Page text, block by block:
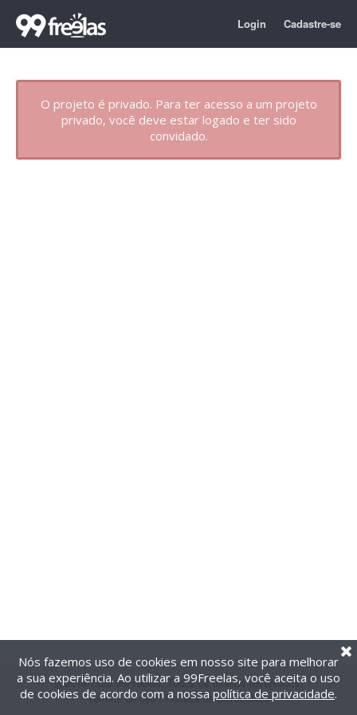
Login Cadastre-se
O projeto é privado. Para ter acesso a um projeto
privado, você deve estar logado e ter sido
convidado.
@2014-2026 99Freelas. Todos os direitos reservados.
Termos de uso| Política de privacidade
Nós fazemos uso de cookies em nosso site para melhorar
a sua experiência. Ao utilizar a 99Freelas, você aceita o uso
de cookies de acordo com a nossa política de privacidade.